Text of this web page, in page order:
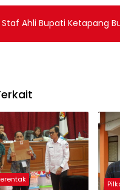
Staf Ahli Bupati Ketapang